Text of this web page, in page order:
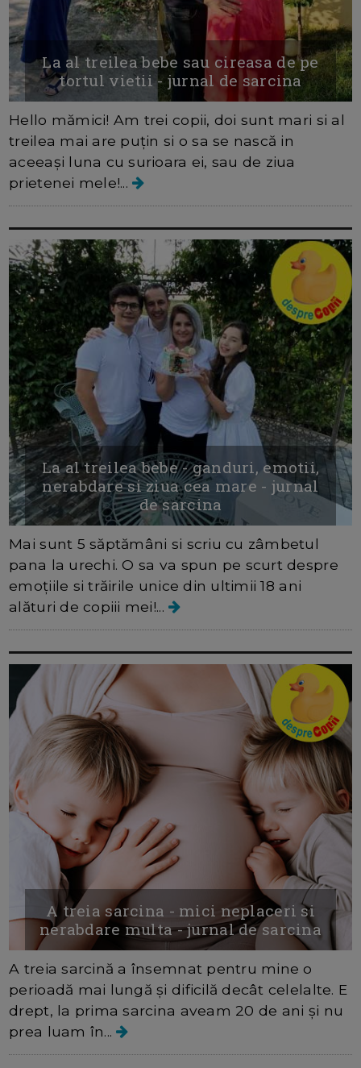
La al treilea bebe sau cireasa de pe
tortul vietii - jurnal de sarcina
Hello mămici! Am trei copii, doi sunt mari si al
treilea mai are puțin si o sa se nască in
aceeași luna cu surioara ei, sau de ziua
prietenei mele!...
La al treilea bebe - ganduri, emotii,
nerabdare si ziua cea mare - jurnal
de sarcina
Mai sunt 5 săptămâni si scriu cu zâmbetul
pana la urechi. O sa va spun pe scurt despre
emoțiile si trăirile unice din ultimii 18 ani
alături de copiii mei!...
A treia sarcina - mici neplaceri si
nerabdare multa - jurnal de sarcina
A treia sarcină a însemnat pentru mine o
perioadă mai lungă și dificilă decât celelalte. E
drept, la prima sarcina aveam 20 de ani și nu
prea luam în...